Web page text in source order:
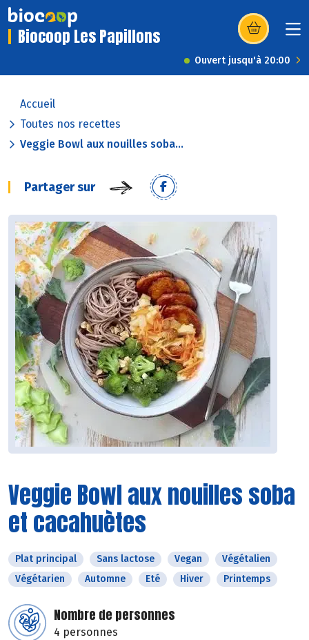
Biocoop Les Papillons (s’ouvre dans
Ouvert jusqu'à 20:00
Accueil
Toutes nos recettes
Veggie Bowl aux nouilles soba...
Partager sur
Veggie Bowl aux nouilles soba
et cacahuètes
Plat principal Sans lactose Vegan
Végétalien
Végétarien
Automne Eté Hiver Printemps
Nombre de personnes
4 personnes